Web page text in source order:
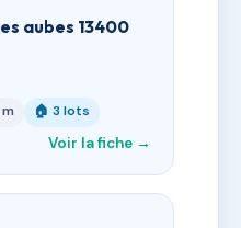
aubes 13400
🏠 3 lots
Voir la fiche →